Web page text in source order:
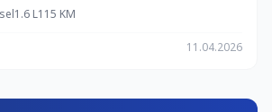
1.6 L115 KM
11.04.2026